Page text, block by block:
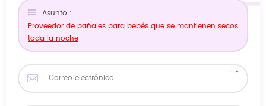
Asunto :
Proveedor de pañales para bebés que se mantienen secos
toda la noche